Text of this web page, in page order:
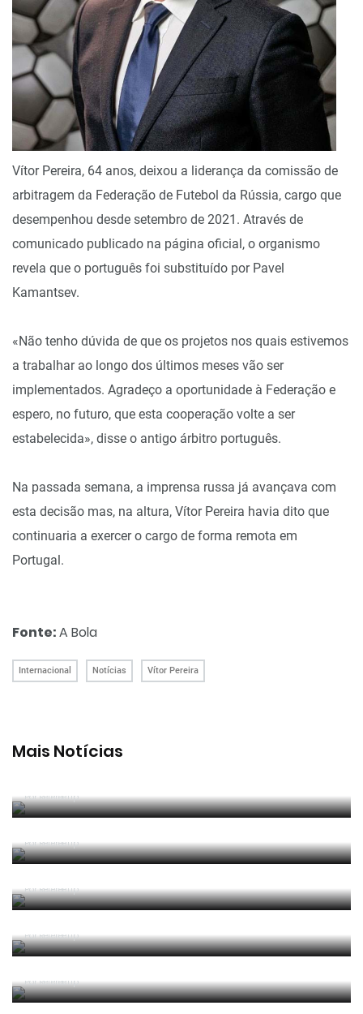
Vítor Pereira, 64 anos, deixou a liderança da comissão de
arbitragem da Federação de Futebol da Rússia, cargo que
desempenhou desde setembro de 2021. Através de
comunicado publicado na página oficial, o organismo
revela que o português foi substituído por Pavel
Kamantsev.
«Não tenho dúvida de que os projetos nos quais estivemos
a trabalhar ao longo dos últimos meses vão ser
implementados. Agradeço a oportunidade à Federação e
espero, no futuro, que esta cooperação volte a ser
estabelecida», disse o antigo árbitro português.
Na passada semana, a imprensa russa já avançava com
esta decisão mas, na altura, Vítor Pereira havia dito que
continuaria a exercer o cargo de forma remota em
Portugal.
Fonte:A Bola
Internacional Notícias Vítor Pereira
Mais Notícias
Por RefereeTip
João Pinheiro nomeado pela FIFA para o Mundial
Por RefereeTip
APAF espera que câmaras corporais possam
Por RefereeTip
Vídeo: árbitro assistente ensina Calafiori a... fazer
Por RefereeTip
Sérgio Soares na final da Superfinal Europeia de
Por RefereeTip